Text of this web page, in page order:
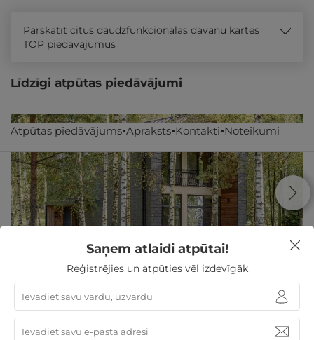
Atpūtas piedāvājums Apraksts Kontakti Noteikumi
Pārskatīt citus daudzfunkcionālās dāvanu kartes
TOP piedāvājumus
Līdzīgi atpūtas piedāvājumi
1 nakts Meža SPA namiņā pie ezera DIVIEM
Molētu raj.,Molėtai Resort
no 114€ GRIBU
Saņem atlaidi atpūtai!
Reģistrējies un atpūties vēl izdevīgāk